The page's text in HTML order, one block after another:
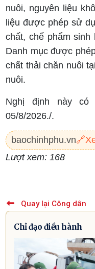
nuôi, nguyên liệu
liệu được phép sử
chất, chế phẩm sinh
Danh mục được
chất thải chăn nuôi
nuôi.
Nghị định này
05/8/2026./.
baochinhphu.vn🔗
Lượt xem: 168
Quay lại Công dân
Chỉ đạo điều hành